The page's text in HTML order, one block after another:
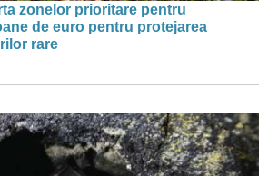
zonelor prioritare pentru
de euro pentru protejarea
rare